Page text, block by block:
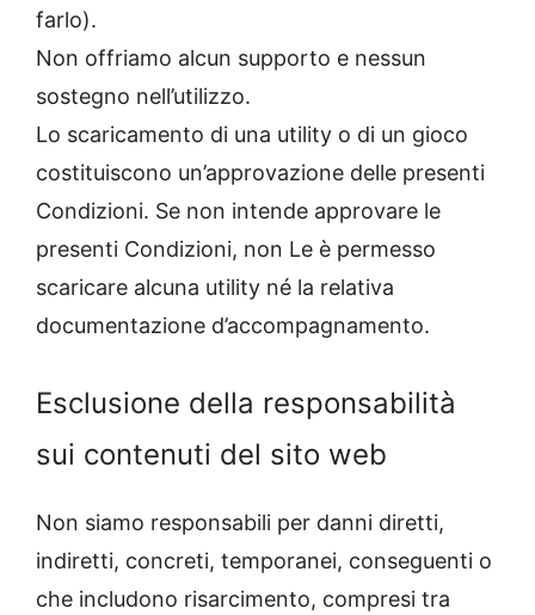
farlo).
Non offriamo alcun supporto e nessun
sostegno nell’utilizzo.
Lo scaricamento di una utility o di un gioco
costituiscono un’approvazione delle presenti
Condizioni. Se non intende approvare le
presenti Condizioni, non Le è permesso
scaricare alcuna utility né la relativa
documentazione d’accompagnamento.
Esclusione della responsabilità
sui contenuti del sito web
Non siamo responsabili per danni diretti,
indiretti, concreti, temporanei, conseguenti o
che includono risarcimento, compresi tra